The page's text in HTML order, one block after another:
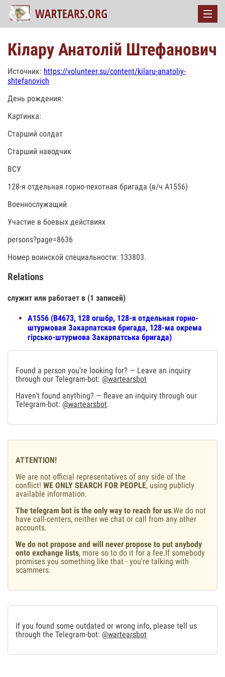
Кілару Анатолій Штефанович
Источник: https://volunteer.su/content/kilaru-anatoliy-
shtefanovich
День рождения:
Картинка:
Старший солдат
Старший наводчик
ВСУ
128-я отдельная горно-пехотная бригада (в/ч А1556)
Военнослужащий
Участие в боевых действиях
persons?page=8636
Номер воинской специальности: 133803.
Relations
служит или работает в (1 записей)
А1556 (В4673, 128 огшбр, 128-я отдельная горно-
штурмовая Закарпатская бригада, 128-ма окрема
гірсько-штурмова Закарпатська бригада)
Found a person you're looking for? — Leave an inquiry
through our Telegram-bot: @wartearsbot
Haven't found anything? — fleave an inquiry through our
Telegram-bot: @wartearsbot.
ATTENTION!
We are not official representatives of any side of the
conflict! WE ONLY SEARCH FOR PEOPLE, using publicly
available information.
The telegram bot is the only way to reach for us.We do not
have call-centers, neither we chat or call from any other
accounts.
We do not propose and will never propose to put anybody
onto exchange lists, more so to do it for a fee.If somebody
promises you something like that - you're talking with
scammers.
If you found some outdated or wrong info, please tell us
through the Telegram-bot: @wartearsbot